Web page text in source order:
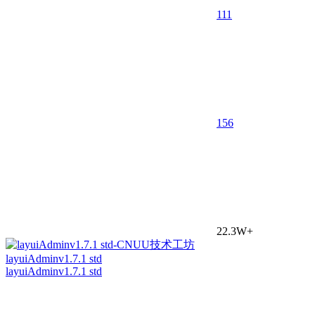
111
156
22.3W+
layuiAdminv1.7.1 std
layuiAdminv1.7.1 std